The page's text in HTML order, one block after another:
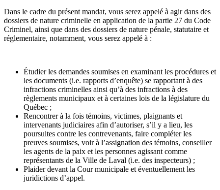
Dans le cadre du présent mandat, vous serez appelé à agir dans des
dossiers de nature criminelle en application de la partie 27 du Code
Criminel, ainsi que dans des dossiers de nature pénale, statutaire et
réglementaire, notamment, vous serez appelé à :
Étudier les demandes soumises en examinant les procédures et
les documents (i.e. rapports d’enquête) se rapportant à des
infractions criminelles ainsi qu’à des infractions à des
règlements municipaux et à certaines lois de la législature du
Québec ;
Rencontrer à la fois témoins, victimes, plaignants et
intervenants judiciaires afin d’autoriser, s’il y a lieu, les
poursuites contre les contrevenants, faire compléter les
preuves soumises, voir à l’assignation des témoins, conseiller
les agents de la paix et les personnes agissant comme
représentants de la Ville de Laval (i.e. des inspecteurs) ;
Plaider devant la Cour municipale et éventuellement les
juridictions d’appel.